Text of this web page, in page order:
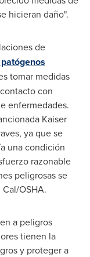
hicieran daño".
de
tomar medidas
con
enfermedades.
Kaiser
ya que se
una condición
razonable
peligrosas se
OSHA.
a peligros
tienen la
y proteger a